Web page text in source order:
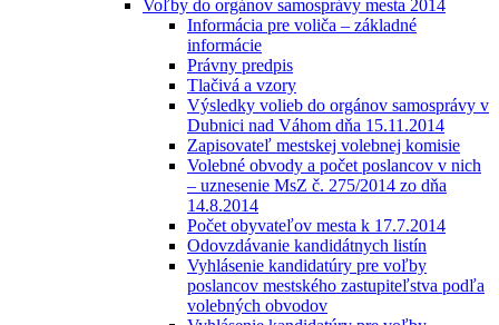
Voľby do orgánov samosprávy mesta 2014
Informácia pre voliča – základné
informácie
Právny predpis
Tlačivá a vzory
Výsledky volieb do orgánov samosprávy v
Dubnici nad Váhom dňa 15.11.2014
Zapisovateľ mestskej volebnej komisie
Volebné obvody a počet poslancov v nich
– uznesenie MsZ č. 275/2014 zo dňa
14.8.2014
Počet obyvateľov mesta k 17.7.2014
Odovzdávanie kandidátnych listín
Vyhlásenie kandidatúry pre voľby
poslancov mestského zastupiteľstva podľa
volebných obvodov